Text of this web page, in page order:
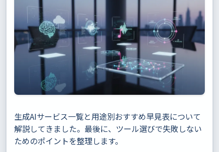
生成AIサービス一覧と用途別おすすめ早見表について
解説してきました。最後に、ツール選びで失敗しない
ためのポイントを整理します。